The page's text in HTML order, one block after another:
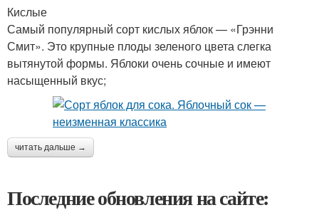
Кислые
Самый популярный сорт кислых яблок — «Грэнни
Смит». Это крупные плоды зеленого цвета слегка
вытянутой формы. Яблоки очень сочные и имеют
насыщенный вкус;
читать дальше →
Последние обновления на сайте: